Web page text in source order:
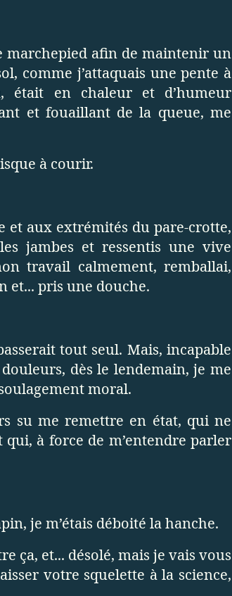
marchepied afin de maintenir un
comme j’attaquais une pente à
en chaleur et d’humeur
et fouaillant de la queue, me
à courir.
et aux extrémités du pare-crotte,
jambes et ressentis une vive
travail calmement, remballai,
et... pris une douche.
tout seul. Mais, incapable
dès le lendemain, je me
moral.
su me remettre en état, qui ne
à force de m’entendre parler
je m’étais déboité la hanche.
ça, et... désolé, mais je vais vous
votre squelette à la science,